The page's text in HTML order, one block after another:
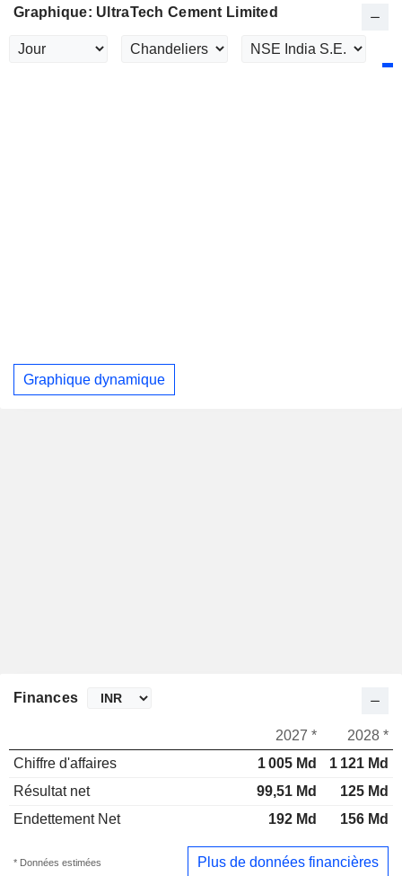
Graphique: UltraTech Cement Limited
Graphique dynamique
Finances
2027 *
2028 *
Chiffre d'affaires
1 005 Md
1 121 Md
Résultat net
99,51 Md
125 Md
Endettement Net
192 Md 156 Md
* Données estimées Plus de données financières